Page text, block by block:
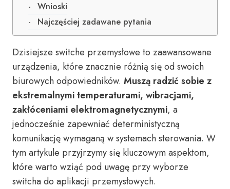
Wnioski
Najczęściej zadawane pytania
Dzisiejsze switche przemysłowe to zaawansowane
urządzenia, które znacznie różnią się od swoich
biurowych odpowiedników. Muszą radzić sobie z
ekstremalnymi temperaturami, wibracjami,
zakłóceniami elektromagnetycznymi, a
jednocześnie zapewniać deterministyczną
komunikację wymaganą w systemach sterowania. W
tym artykule przyjrzymy się kluczowym aspektom,
które warto wziąć pod uwagę przy wyborze
switcha do aplikacji przemysłowych.